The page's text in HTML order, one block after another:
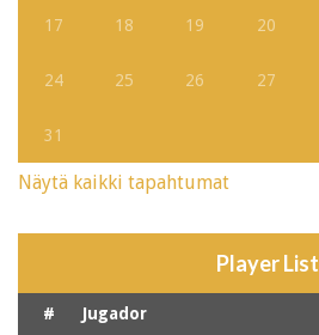
17 18 19 20
24 25 26 27
31
Näytä kaikki tapahtumat
Player List
# Jugador